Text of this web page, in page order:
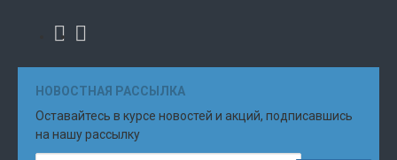
НОВОСТНАЯ РАССЫЛКА
Оставайтесь в курсе новостей и акций, подписавшись
на нашу рассылку